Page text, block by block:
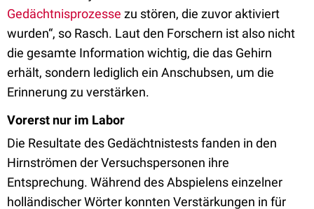
Gedächtnisprozesse zu stören, die zuvor aktiviert
wurden“, so Rasch. Laut den Forschern ist also nicht
die gesamte Information wichtig, die das Gehirn
erhält, sondern lediglich ein Anschubsen, um die
Erinnerung zu verstärken.
Vorerst nur im Labor
Die Resultate des Gedächtnistests fanden in den
Hirnströmen der Versuchspersonen ihre
Entsprechung. Während des Abspielens einzelner
holländischer Wörter konnten Verstärkungen in für